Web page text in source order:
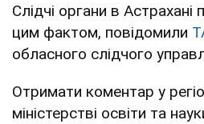
Слідчі органи в Астрахані
цим фактом, повідомили
обласного слідчого
Отримати коментар у
міністерстві освіти та